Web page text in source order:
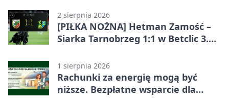
2 sierpnia 2026
[PIŁKA NOŻNA] Hetman Zamość –
Siarka Tarnobrzeg 1:1 w Betclic 3.
1 sierpnia 2026
Rachunki za energię mogą być
niższe. Bezpłatne wsparcie dla